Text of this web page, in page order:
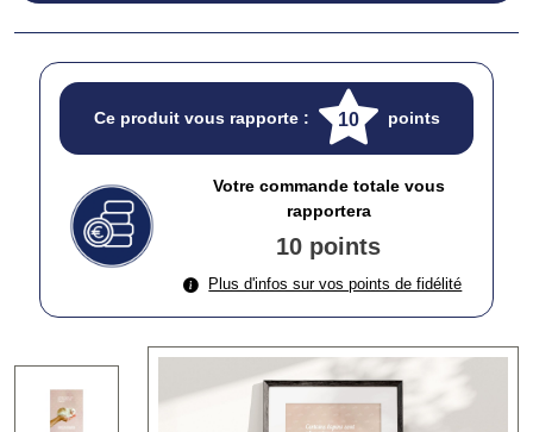
Ce produit vous rapporte : 10 points
Votre commande totale vous
rapportera
10 points
Plus d'infos sur vos points de fidélité